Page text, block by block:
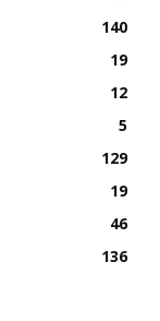
140
19
12
5
129
19
46
136